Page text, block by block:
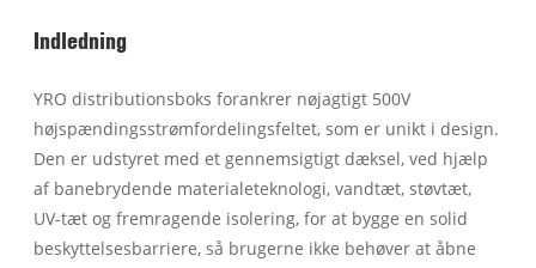
Indledning
YRO distributionsboks forankrer nøjagtigt 500V
højspændingsstrømfordelingsfeltet, som er unikt i design.
Den er udstyret med et gennemsigtigt dæksel, ved hjælp
af banebrydende materialeteknologi, vandtæt, støvtæt,
UV-tæt og fremragende isolering, for at bygge en solid
beskyttelsesbarriere, så brugerne ikke behøver at åbne